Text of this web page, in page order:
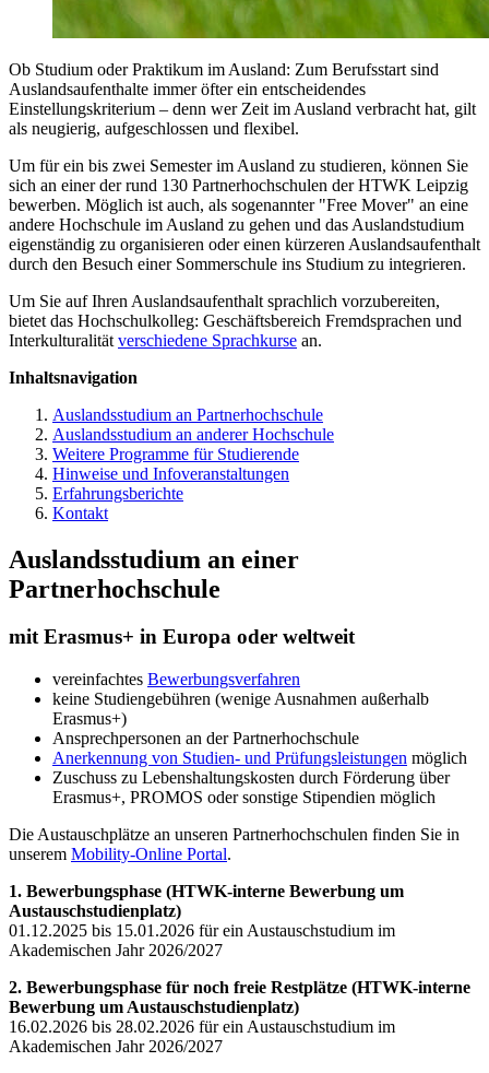
Ob Studium oder Praktikum im Ausland: Zum Berufsstart sind
Auslandsaufenthalte immer öfter ein entscheidendes
Einstellungskriterium – denn wer Zeit im Ausland verbracht hat, gilt
als neugierig, aufgeschlossen und flexibel.
Um für ein bis zwei Semester im Ausland zu studieren, können Sie
sich an einer der rund 130 Partnerhochschulen der HTWK Leipzig
bewerben. Möglich ist auch, als sogenannter "Free Mover" an eine
andere Hochschule im Ausland zu gehen und das Auslandstudium
eigenständig zu organisieren oder einen kürzeren Auslandsaufenthalt
durch den Besuch einer Sommerschule ins Studium zu integrieren.
Um Sie auf Ihren Auslandsaufenthalt sprachlich vorzubereiten,
bietet das Hochschulkolleg: Geschäftsbereich Fremdsprachen und
Interkulturalität verschiedene Sprachkurse an.
Inhaltsnavigation
Auslandsstudium an Partnerhochschule
Auslandsstudium an anderer Hochschule
Weitere Programme für Studierende
Hinweise und Infoveranstaltungen
Erfahrungsberichte
Kontakt
Auslandsstudium an einer
Partnerhochschule
mit Erasmus+ in Europa oder weltweit
vereinfachtes Bewerbungsverfahren
keine Studiengebühren (wenige Ausnahmen außerhalb
Erasmus+)
Ansprechpersonen an der Partnerhochschule
Anerkennung von Studien- und Prüfungsleistungen möglich
Zuschuss zu Lebenshaltungskosten durch Förderung über
Erasmus+, PROMOS oder sonstige Stipendien möglich
Die Austauschplätze an unseren Partnerhochschulen finden Sie in
unserem Mobility-Online Portal.
1. Bewerbungsphase (HTWK-interne Bewerbung um
Austauschstudienplatz)
01.12.2025 bis 15.01.2026 für ein Austauschstudium im
Akademischen Jahr 2026/2027
2. Bewerbungsphase für noch freie Restplätze (HTWK-interne
Bewerbung um Austauschstudienplatz)
16.02.2026 bis 28.02.2026 für ein Austauschstudium im
Akademischen Jahr 2026/2027